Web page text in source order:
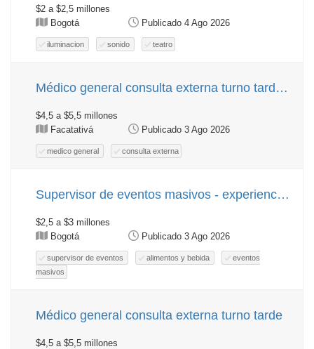
$2 a $2,5 millones
Bogotá
Publicado 4 Ago 2026
iluminacion sonido teatro
Médico general consulta externa turno tarde - facatativá cund.
$4,5 a $5,5 millones
Facatativá
Publicado 3 Ago 2026
medico general consulta externa
Supervisor de eventos masivos - experiencia en hotelería
$2,5 a $3 millones
Bogotá
Publicado 3 Ago 2026
supervisor de eventos alimentos y bebida
eventos
masivos
Médico general consulta externa turno tarde
$4,5 a $5,5 millones